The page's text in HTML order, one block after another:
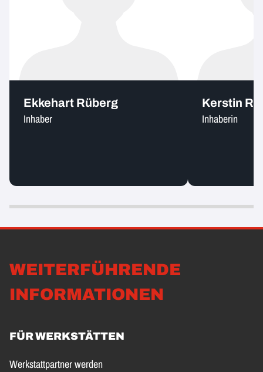
Ekkehart Rüberg
Inhaber
Kerstin
Inhaberin
WEITERFÜHRENDE
INFORMATIONEN
FÜR WERKSTÄTTEN
Werkstattpartner werden